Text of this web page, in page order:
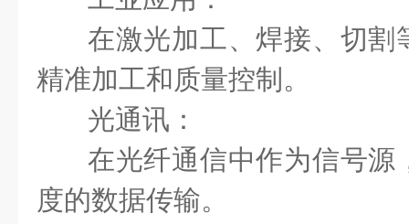
在激光加工、焊接、切割
精准加工和质量控制。
光通讯：
在光纤通信中作为信号源
度的数据传输。